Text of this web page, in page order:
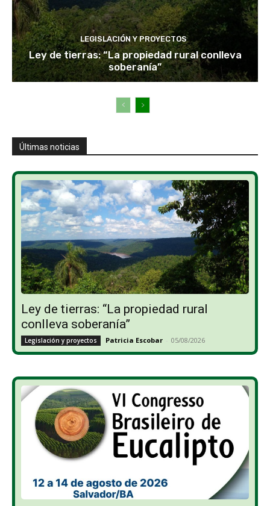
LEGISLACIÓN Y PROYECTOS
Ley de tierras: “La propiedad rural conlleva
soberanía”
Últimas noticias
Ley de tierras: “La propiedad rural
conlleva soberanía”
Legislación y proyectos Patricia Escobar - 05/08/2026